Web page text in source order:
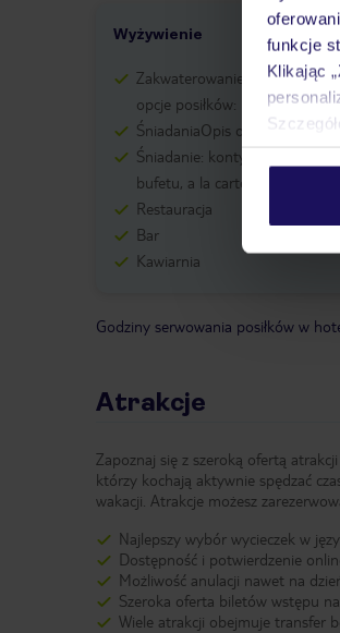
funkcje
Klikając
Wyżywienie
Zakwaterowanie oferuje
opcje posiłków:
ŚniadaniaOpis opcji posiłków:
Śniadanie: kontynentalne, w
bufetu, a la carte
Restauracja
Bar
Kawiarnia
Godziny serwowania posiłków w
Atrakcje
Zapoznaj się z szeroką ofertą
którzy kochają aktywnie spędzać
wakacji. Atrakcje możesz
Najlepszy wybór wycieczek w
Dostępność i potwierdzenie
Możliwość anulacji nawet na
Szeroka oferta biletów wstępu
Wiele atrakcji obejmuje transfer